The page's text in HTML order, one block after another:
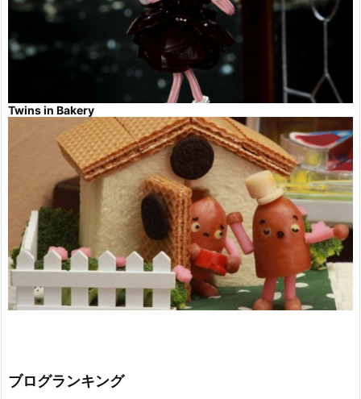
Twins in Bakery
ブログランキング